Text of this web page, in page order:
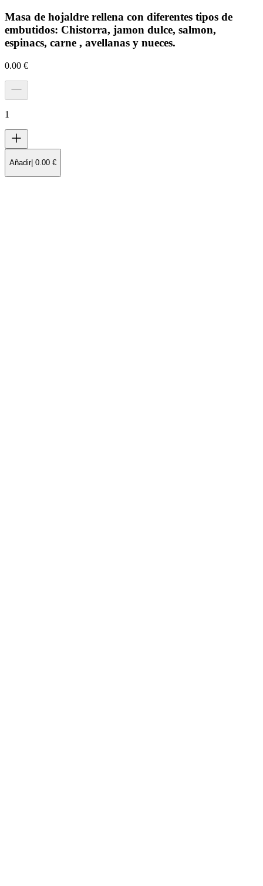
Masa de hojaldre rellena con diferentes tipos de
embutidos: Chistorra, jamon dulce, salmon,
espinacs, carne , avellanas y nueces.
0.00 €
1
Añadir| 0.00 €